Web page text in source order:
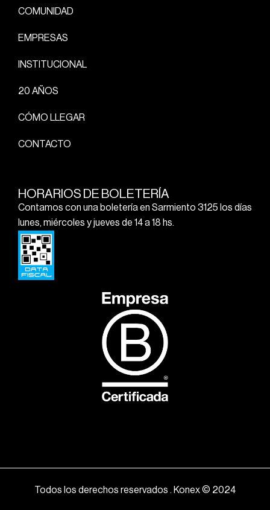
COMUNIDAD
EMPRESAS
INSTITUCIONAL
20 AÑOS
CÓMO LLEGAR
CONTACTO
HORARIOS DE BOLETERÍA
Contamos con una boletería en Sarmiento 3125 los días
lunes, miércoles y jueves de 14 a 18 hs.
Todos los derechos reservados . Konex © 2024